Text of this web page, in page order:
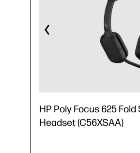
HP Poly Focus 625
Headset (C56XSAA)